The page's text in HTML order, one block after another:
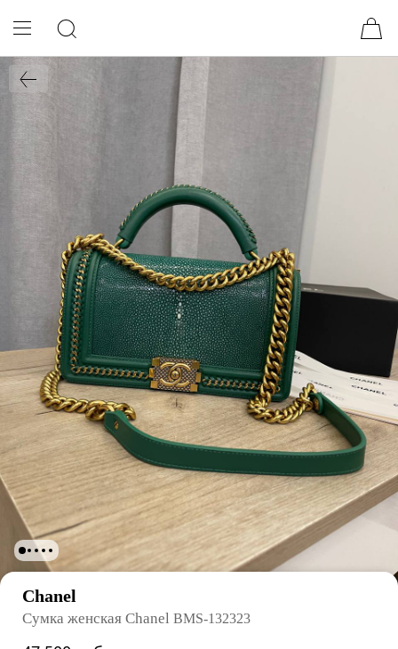
Chanel
Сумка женская Chanel BMS-132323